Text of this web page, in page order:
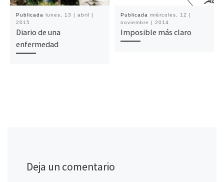
Publicada
lunes, 13 | abril |
2015
Diario de una
enfermedad
Publicada miércoles, 12 |
noviembre | 2014
Imposible más claro
Deja un comentario